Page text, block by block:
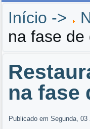
Início ->
na fase de
na fase
Publicado em Segunda,